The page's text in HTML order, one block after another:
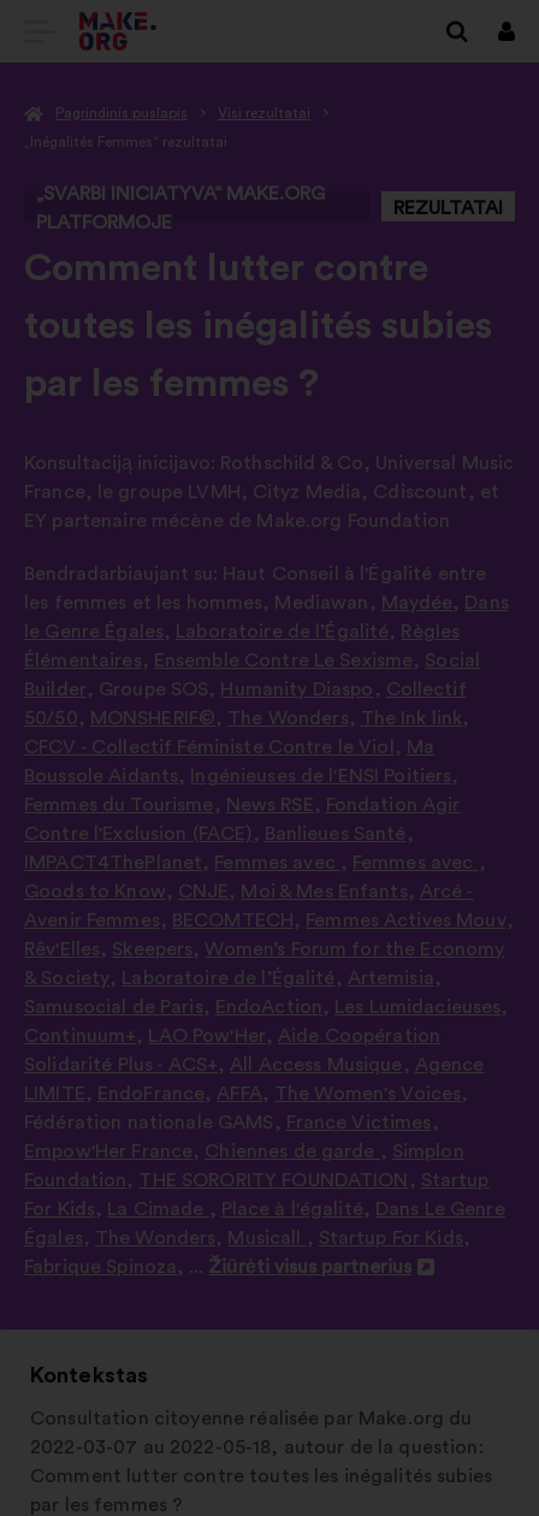
EITI
PAGRINDINĮ
PUSLAPĮ
Pagrindinis puslapis
Visi rezultatai
„Inégalités Femmes“ rezultatai
„SVARBI INICIATYVA“ MAKE.ORG
PLATFORMOJE
REZULTATAI
-
Comment lutter contre
toutes les inégalités subies
par les femmes ?
Konsultaciją inicijavo: Rothschild & Co, Universal Music
France, le groupe LVMH , Cityz Media , Cdiscount , et
EY partenaire mécène de Make.org Foundation
Bendradarbiaujant su: Haut Conseil à l'Égalité entre
les femmes et les hommes, Mediawan , Maydée, Dans
le Genre Égales, Laboratoire de l’Égalité, Règles
Élémentaires, Ensemble Contre Le Sexisme, Social
Builder, Groupe SOS, Humanity Diaspo , Collectif
50/50, MONSHERIF©, The Wonders, The Ink link,
CFCV - Collectif Féministe Contre le Viol , Ma
Boussole Aidants, Ingénieuses de l'ENSI Poitiers,
Femmes du Tourisme , News RSE, Fondation Agir
Contre l'Exclusion (FACE) , Banlieues Santé ,
IMPACT4ThePlanet, Femmes avec , Femmes avec ,
Goods to Know, CNJE, Moi & Mes Enfants, Arcé -
Avenir Femmes, BECOMTECH , Femmes Actives Mouv,
Rêv'Elles, Skeepers, Women’s Forum for the Economy
& Society, Laboratoire de l’Égalité , Artemisia ,
Samusocial de Paris, EndoAction , Les Lumidacieuses,
Continuum+, LAO Pow'Her, Aide Coopération
Solidarité Plus - ACS+, All Access Musique , Agence
LIMITE, EndoFrance, AFFA, The Women's Voices,
Fédération nationale GAMS , France Victimes ,
Empow'Her France, Chiennes de garde , Simplon
Foundation , THE SORORITY FOUNDATION , Startup
For Kids, La Cimade , Place à l'égalité, Dans Le Genre
Égales, The Wonders, Musicall , Startup For Kids,
Fabrique Spinoza , ... Žiūrėti visus partnerius
Atverti
Kontekstas
Consultation citoyenne réalisée par Make.org du
2022-03-07 au 2022-05-18, autour de la question:
Comment lutter contre toutes les inégalités subies
par les femmes ?